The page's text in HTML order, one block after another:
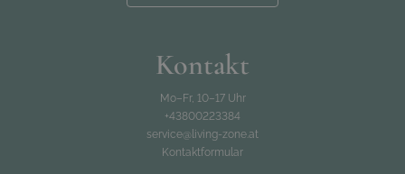
Kontakt
Mo–Fr, 10–17 Uhr
+43800223384
service@living-zone.at
Kontaktformular